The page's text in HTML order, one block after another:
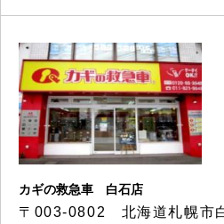
カギの救急車 白石店
〒003-0802 北海道札幌市